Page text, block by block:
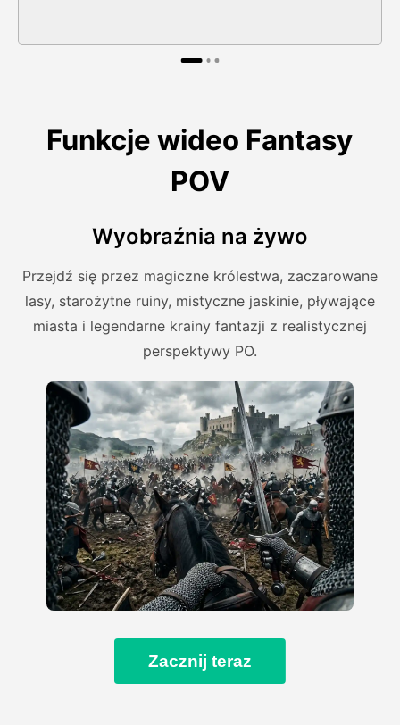
Funkcje wideo Fantasy
POV
Wyobraźnia na żywo
Przejdź się przez magiczne królestwa, zaczarowane
lasy, starożytne ruiny, mistyczne jaskinie, pływające
miasta i legendarne krainy fantazji z realistycznej
perspektywy PO.
Zacznij teraz